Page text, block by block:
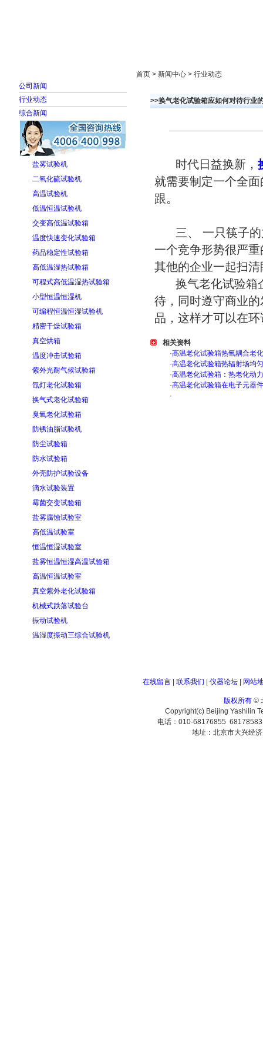
公司新闻
行业动态
综合新闻
盐雾试验机
二氧化硫试验机
高温试验机
低温恒温试验机
交变高低温试验箱
温度快速变化试验箱
药品稳定性试验箱
高低温湿热试验箱
可程式高低温湿热试验箱
小型恒温恒湿机
可编程恒温恒湿试验机
精密干燥试验箱
真空烘箱
温度冲击试验箱
紫外光耐气候试验箱
氙灯老化试验箱
换气式老化试验箱
臭氧老化试验箱
防锈油脂试验机
防尘试验箱
防水试验箱
外壳防护试验设备
滴水试验装置
霉菌交变试验箱
盐雾腐蚀试验室
高低温试验室
恒温恒湿试验室
盐雾恒温恒湿高温试验箱
高温恒温试验室
真空紫外老化试验箱
机械式跌落试验台
振动试验机
温湿度振动三综合试验机
首页 > 新闻中心 > 行业动态
>>换气老化试验箱应如何对待行业
时代日益换新，
就需要制定一个全
跟。
三、 一只筷子的
一个竞争形势很严
其他的企业一起扫清
换气老化试验箱企
待，同时遵守商业
品，这样才可以在
相关资料
·高温老化试验箱热氧耦合老
·高温老化试验箱热辐射场均
·高温老化试验箱：热老化动
·高温老化试验箱在电子元器
·
在线留言| 联系我们 仪器论坛| 网站
版权所有©
Copyright(c) Beijing Yashilin
电话：010-68176855
地址：北京市大兴经